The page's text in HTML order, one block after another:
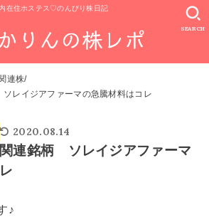
在住ホステス♡のんびり株日記
SEARCH
連株
レイジアファーマの急騰材料はコレ
2020.08.14
連銘柄 ソレイジアファーマ
♪